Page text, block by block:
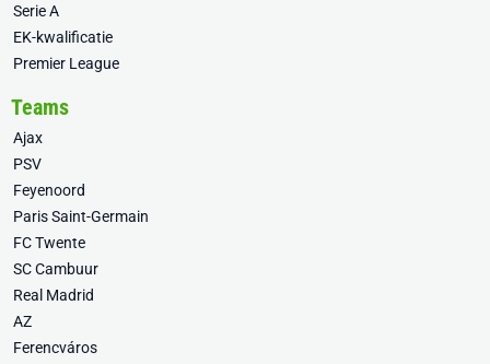
Serie A
EK-kwalificatie
Premier League
Teams
Ajax
PSV
Feyenoord
Paris Saint-Germain
FC Twente
SC Cambuur
Real Madrid
AZ
Ferencváros